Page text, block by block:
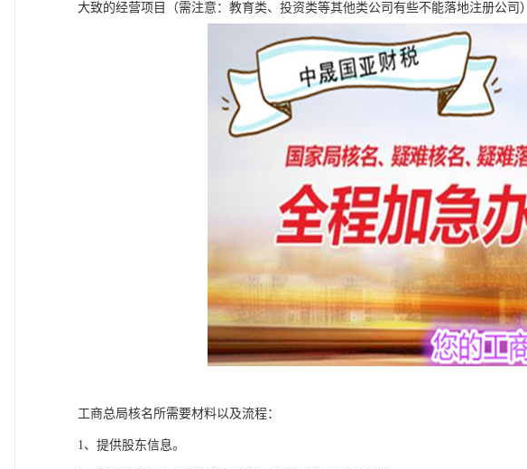
大致的经营项目（需注意：教育类、投资类等其他类公司有些不能落地注册公司）
工商总局核名所需要材料以及流程：
1、提供股东信息。